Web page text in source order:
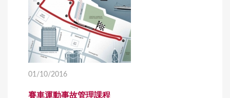
01/10/2016
賽車運動事故管理課程